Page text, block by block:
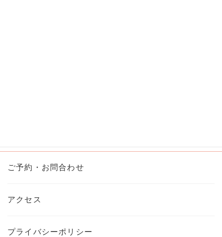
ご予約・お問合わせ
アクセス
プライバシーポリシー